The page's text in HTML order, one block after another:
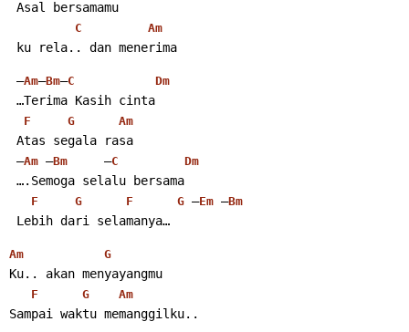
Asal bersamamu
C Am
ku rela.. dan menerima
–Am–Bm–C Dm
…Terima Kasih cinta
F G Am
Atas segala rasa
–Am –Bm
     –
C Dm
….Semoga selalu bersama
F G F G –Em –Bm
Lebih dari selamanya…
Am G
Ku.. akan menyayangmu
F G Am
Sampai waktu memanggilku..